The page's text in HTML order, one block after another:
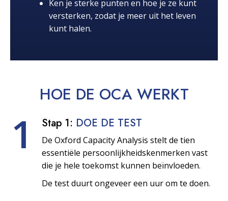
Ken je sterke punten en hoe je ze kunt
versterken, zodat je meer uit het leven
kunt halen.
HOE DE OCA WERKT
1 Stap 1: DOE DE TEST
De Oxford Capacity Analysis stelt de tien
essentiële persoonlijkheids­kenmerken vast
die je hele toekomst kunnen beïnvloeden.
De test duurt ongeveer een uur om te doen.